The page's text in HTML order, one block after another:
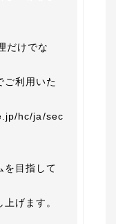
だけでな
ご利用いた
hc/ja/sec
を目指して
げます。